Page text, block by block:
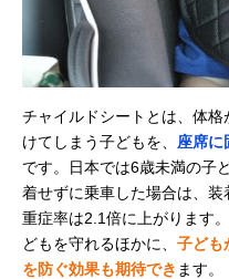
チャイルドシートとは、体
けてしまう子どもを、 座席に
です。日本では6歳未満の子
着せずに乗車した場合は、
重症率は2.1倍に上がります
どもを守れるほかに、 子ども
を防ぐ効果も期待でき ます。